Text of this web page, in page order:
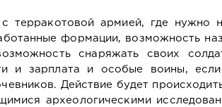
терракотовой армией, где нужно
формации, возможность
снаряжать своих
и зарплата и особые воины, если
Действие будет
археологическими